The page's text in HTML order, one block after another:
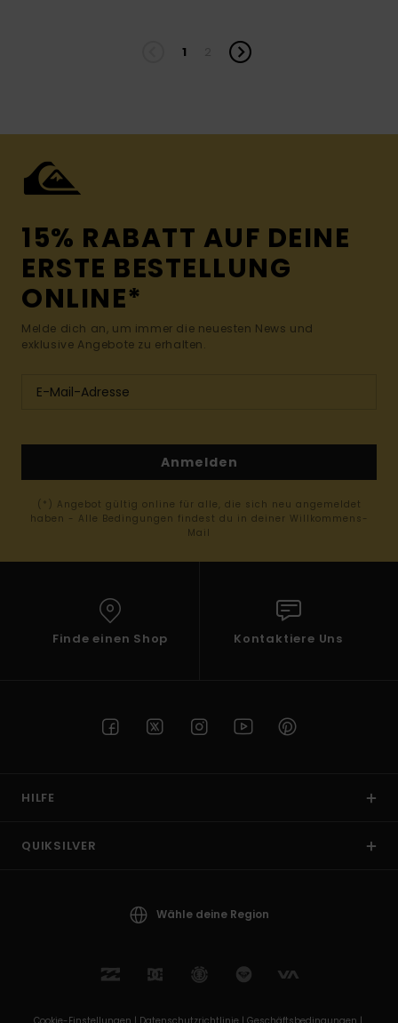
1
15% RABATT AUF DEINE
ERSTE BESTELLUNG
ONLINE*
Melde dich an, um immer die neuesten News und
exklusive Angebote zu erhalten.
Anmelden
(*) Angebot gültig online für alle, die sich neu angemeldet
haben - Alle Bedingungen findest du in deiner Willkommens-
Mail
Finde einen Shop Kontaktiere Uns
HILFE
QUIKSILVER
Wähle deine Region